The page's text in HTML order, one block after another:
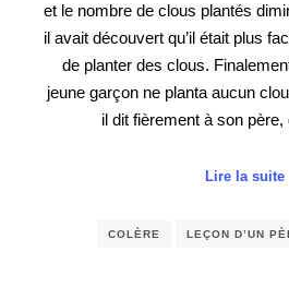
et le nombre de clous plantés
il avait découvert qu’il était plus
de planter des clous.
jeune garçon ne planta aucun
il dit fièrement à son
Lire la suite
COLÈRE LEÇON D’UN